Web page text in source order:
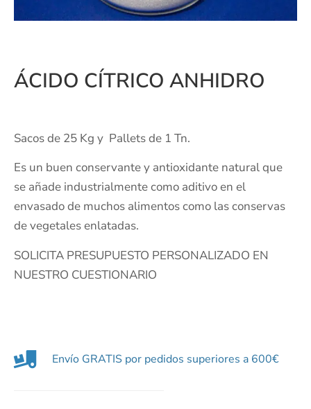
ÁCIDO CÍTRICO ANHIDRO
Sacos de 25 Kg y Pallets de 1 Tn.
Es un buen conservante y antioxidante natural que
se añade industrialmente como aditivo en el
envasado de muchos alimentos como las conservas
de vegetales enlatadas.
SOLICITA PRESUPUESTO PERSONALIZADO EN
NUESTRO CUESTIONARIO
Envío GRATIS por pedidos superiores a 600€